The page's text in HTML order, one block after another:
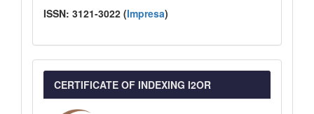
ISSN: 3121-3022 (Impresa)
CERTIFICATE OF INDEXING I2OR